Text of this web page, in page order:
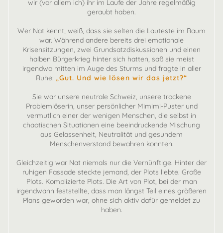
wir (vor allem ich) ihr im Laufe der Jahre regelmäßig
geraubt haben.
Wer Nat kennt, weiß, dass sie selten die Lauteste im Raum
war. Während andere bereits drei emotionale
Krisensitzungen, zwei Grundsatzdiskussionen und einen
halben Bürgerkrieg hinter sich hatten, saß sie meist
irgendwo mitten im Auge des Sturms und fragte in aller
Ruhe: „Gut. Und wie lösen wir das jetzt?“
Sie war unsere neutrale Schweiz, unsere trockene
Problemlöserin, unser persönlicher Mimimi-Puster und
vermutlich einer der wenigen Menschen, die selbst in
chaotischen Situationen eine beeindruckende Mischung
aus Gelassenheit, Neutralität und gesundem
Menschenverstand bewahren konnten.
Gleichzeitig war Nat niemals nur die Vernünftige. Hinter der
ruhigen Fassade steckte jemand, der Plots liebte. Große
Plots. Komplizierte Plots. Die Art von Plot, bei der man
irgendwann feststellte, dass man längst Teil eines größeren
Plans geworden war, ohne sich aktiv dafür gemeldet zu
haben.